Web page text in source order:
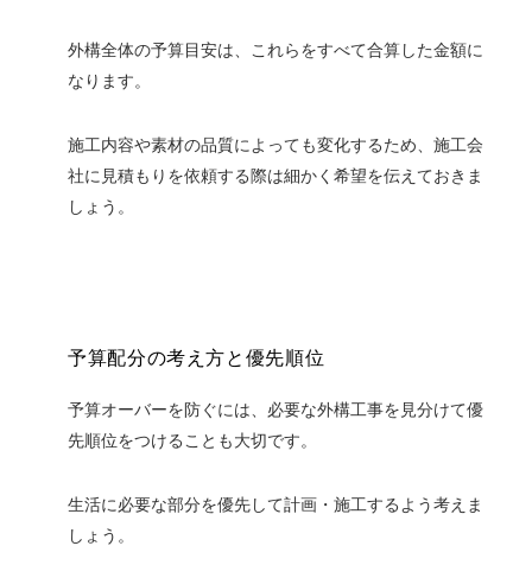
外構全体の予算目安は、これらをすべて合算した金額に
なります。
施工内容や素材の品質によっても変化するため、施工会
社に見積もりを依頼する際は細かく希望を伝えておきま
しょう。
予算配分の考え方と優先順位
予算オーバーを防ぐには、必要な外構工事を見分けて優
先順位をつけることも大切です。
生活に必要な部分を優先して計画・施工するよう考えま
しょう。